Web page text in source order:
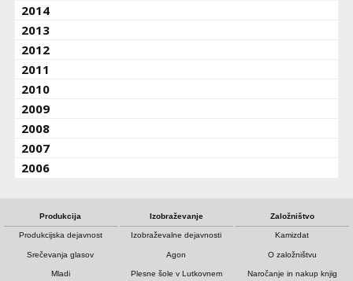
2014
2013
2012
2011
2010
2009
2008
2007
2006
Produkcija
Produkcijska dejavnost
Srečevanja glasov
Mladi
Izobraževanje
Izobraževalne dejavnosti
Agon
Plesne šole v Lutkovnem
Založništvo
Kamizdat
O založništvu
Naročanje in nakup knjig